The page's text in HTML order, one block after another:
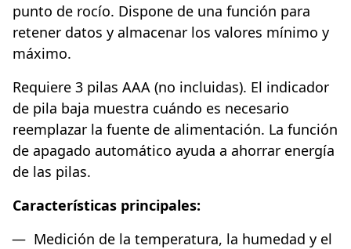
punto de rocío. Dispone de una función para
retener datos y almacenar los valores mínimo y
máximo.
Requiere 3 pilas AAA (no incluidas). El indicador
de pila baja muestra cuándo es necesario
reemplazar la fuente de alimentación. La función
de apagado automático ayuda a ahorrar energía
de las pilas.
Características principales:
Medición de la temperatura, la humedad y el